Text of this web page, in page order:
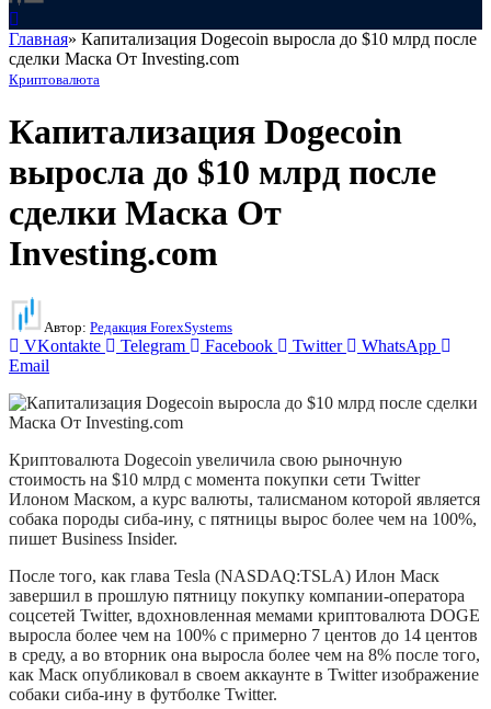
Главная» Капитализация Dogecoin выросла до $10 млрд после
сделки Маска От Investing.com
Криптовалюта
Капитализация Dogecoin
выросла до $10 млрд после
сделки Маска От
Investing.com
Автор: Редакция ForexSystems
VKontakte Telegram Facebook Twitter
WhatsApp
Email
Криптовалюта Dogecoin увеличила свою рыночную
стоимость на $10 млрд с момента покупки сети Twitter
Илоном Маском, а курс валюты, талисманом которой является
собака породы сиба-ину, с пятницы вырос более чем на 100%,
пишет Business Insider.
После того, как глава Tesla (NASDAQ:TSLA) Илон Маск
завершил в прошлую пятницу покупку компании-оператора
соцсетей Twitter, вдохновленная мемами криптовалюта DOGE
выросла более чем на 100% с примерно 7 центов до 14 центов
в среду, а во вторник она выросла более чем на 8% после того,
как Маск опубликовал в своем аккаунте в Twitter изображение
собаки сиба-ину в футболке Twitter.